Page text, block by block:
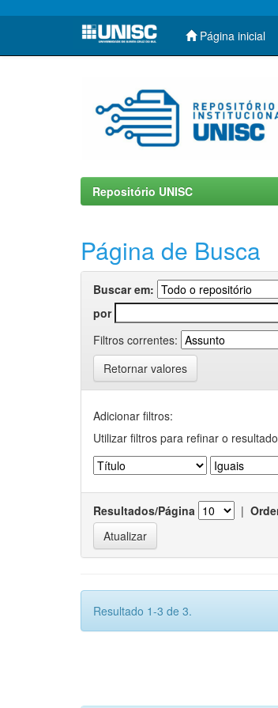
Skip
Página inicial
Repositório UNISC
Página de Busca
Buscar em:
por
Filtros correntes:
Retornar valores
Adicionar filtros:
Utilizar filtros para refinar o
Resultados/Página |
Resultado 1-3 de 3.